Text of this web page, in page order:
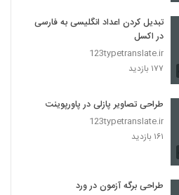
تبدیل کردن اعداد انگلیسی به فارسی
در اکسل
123typetranslate.ir
۱۷۷ بازدید
طراحی تصاویر پازلی در پاورپوینت
123typetranslate.ir
۱۶۱ بازدید
طراحی برگه آزمون در ورد